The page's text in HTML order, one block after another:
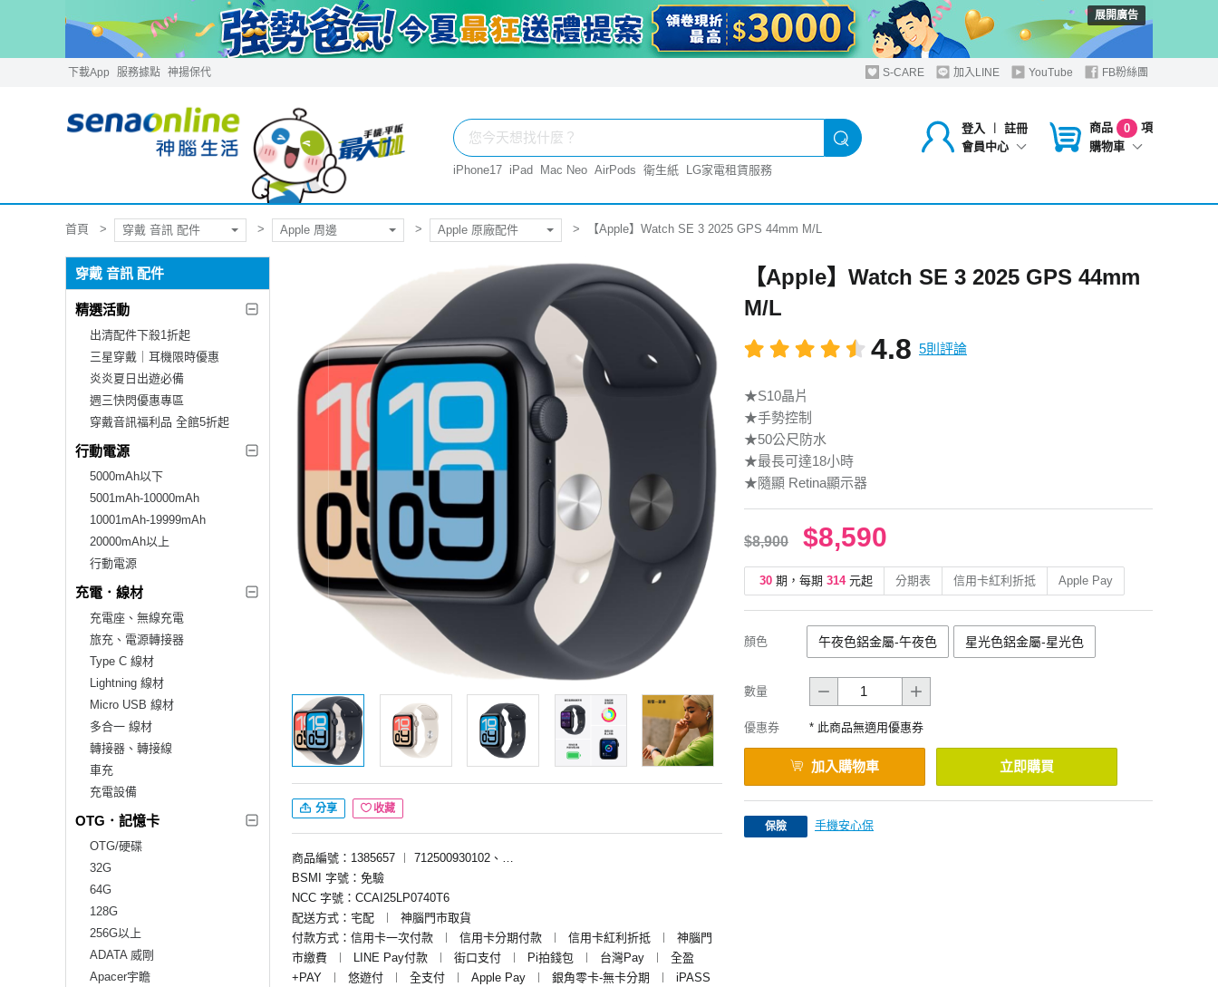
展開廣告
下載App 服務據點 神揚保代 S-CARE 加入LINE YouTube FB粉絲團
登入 ︱
註冊
會員中心
商品 0
項
購物車
iPhone17 iPad Mac Neo AirPods 衛生紙 LG家電租賃服務
首頁 穿戴 音訊 配件 Apple 周邊 Apple 原廠配件 【Apple】Watch SE 3 2025 GPS 44mm M/L
穿戴 音訊 配件
精選活動
出清配件下殺1折起
三星穿戴｜耳機限時優惠
炎炎夏日出遊必備
週三快閃優惠專區
穿戴音訊福利品 全館5折起
行動電源
5000mAh以下
5001mAh-10000mAh
10001mAh-19999mAh
20000mAh以上
行動電源
充電．線材
充電座、無線充電
旅充、電源轉接器
Type C 線材
Lightning 線材
Micro USB 線材
多合一 線材
轉接器、轉接線
車充
充電設備
OTG．記憶卡
OTG/硬碟
32G
64G
128G
256G以上
ADATA 威剛
Apacer宇瞻
分享 收藏
商品編號：1385657 ︱
BSMI 字號：免驗
NCC 字號：CCAI25LP0740T6
配送方式：宅配
︱
神腦門市取貨
付款方式：信用卡一次付款
︱ 信用卡分期付款 ︱ 信用卡紅利折抵 ︱
神腦門
市繳費
︱ LINE Pay付款 ︱ 街口支付 ︱ Pi拍錢包 ︱ 台灣Pay ︱
全盈
+PAY
︱ 悠遊付 ︱ 全支付 ︱ Apple Pay ︱ 銀角零卡-無卡分期 ︱
iPASS
【Apple】Watch SE 3 2025 GPS 44mm
M/L
4.8 5則評論
★S10晶片
★手勢控制
★50公尺防水
★最長可達18小時
★隨顯 Retina顯示器
$8,900 $8,590
30 期，每期 314 元起 分期表 信用卡紅利折抵 Apple Pay
顏色 午夜色鋁金屬-午夜色 星光色鋁金屬-星光色
數量
優惠券 * 此商品無適用優惠券
加入購物車 立即購買
保險 手機安心保